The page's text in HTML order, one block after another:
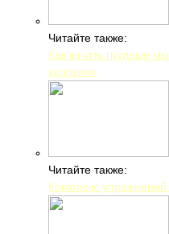
Читайте также:
Как качать грудные
условиях
Читайте также:
Комплекс упражнений